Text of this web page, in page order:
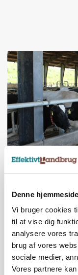
Denne
Vi bruger cookies
til at vise dig
analysere vores
brug af vores
sociale medier,
Vores partnere
formand